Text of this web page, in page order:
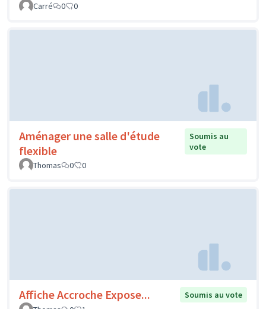
Carré
0 0
Aménager une salle d'étude
flexible
Soumis au
vote
Thomas
0 0
Affiche Accroche Expose...
Soumis au vote